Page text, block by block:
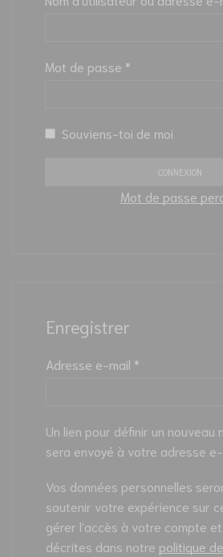
Mot de passe *
Souviens-toi de moi
CONNEXION
Mot de passe
Enregistrer
Adresse e-mail *
Un lien pour définir un nouveau
sera envoyé à votre adresse e-
Vos données personnelles
soutenir votre expérience sur
gérer l'accès à votre compte
décrites dans notre politique